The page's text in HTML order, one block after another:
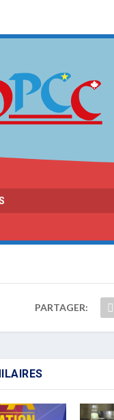
PARTAGER: